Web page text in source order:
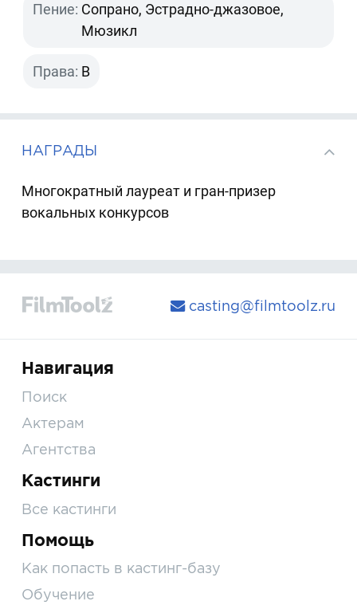
Пение: Сопрано, Эстрадно-джазовое,
Мюзикл
Права: B
НАГРАДЫ
Многократный лауреат и гран-призер
вокальных конкурсов
casting@filmtoolz.ru
Навигация
Поиск
Актерам
Агентства
Кастинги
Все кастинги
Помощь
Как попасть в кастинг-базу
Обучение